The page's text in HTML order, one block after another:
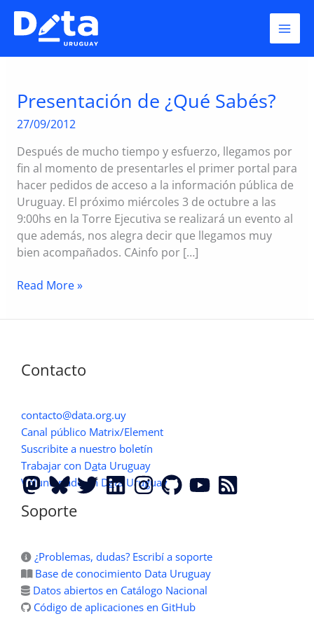
Skip
contentOSI
Presentación de ¿Qué Sabés?
27/09/2012
Después de mucho tiempo y esfuerzo, llegamos por
fin al momento de presentarles el primer portal para
hacer pedidos de acceso a la información pública de
Uruguay. El próximo miércoles 3 de octubre a las
9:00hs en la Torre Ejecutiva se realizará un evento al
que además, nos alegra decir que llegamos muy
bien acompañados. CAinfo por […]
Presentación
¿Qué
Read More »
Contacto
contacto@data.org.uy
Canal público Matrix/Element
Suscribite a nuestro boletín
Trabajar con Data Uruguay
Voluntariado en Data Uruguay
Soporte
¿Problemas, dudas? Escribí a soporte
Base de conocimiento Data Uruguay
Datos abiertos en Catálogo Nacional
Código de aplicaciones en GitHub